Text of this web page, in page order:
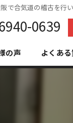
で合気道の稽古を行
0639
の声 よくあ